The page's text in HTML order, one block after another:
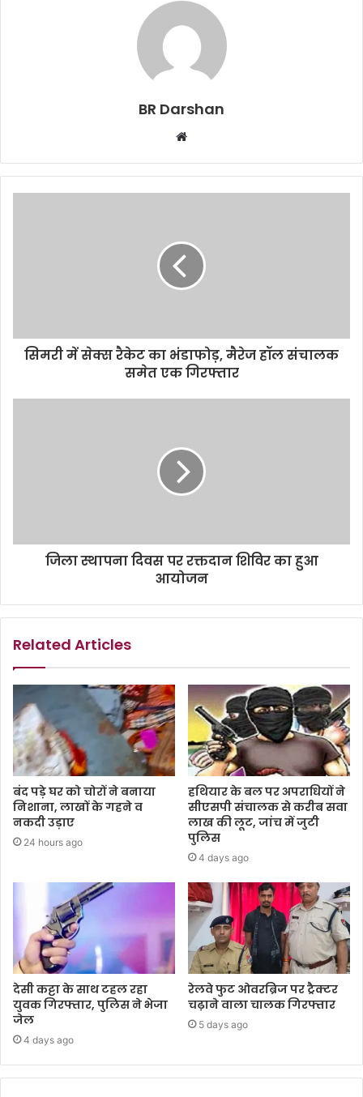
BR Darshan
b
s
e
सिमरी में सेक्स रैकेट का भंडाफोड़, मैरेज हॉल संचालक
समेत एक गिरफ्तार
जिला स्थापना दिवस पर रक्तदान शिविर का हुआ
आयोजन
Related Articles
बंद पड़े घर को चोरों ने बनाया
निशाना, लाखों के गहने व
नकदी उड़ाए
24 hours ago
हथियार के बल पर अपराधियों ने
सीएसपी संचालक से करीब सवा
लाख की लूट, जांच में जुटी
पुलिस
4 days ago
देसी कट्टा के साथ टहल रहा
युवक गिरफ्तार, पुलिस ने भेजा
जेल
4 days ago
रेलवे फुट ओवरब्रिज पर ट्रैक्टर
चढ़ाने वाला चालक गिरफ्तार
5 days ago